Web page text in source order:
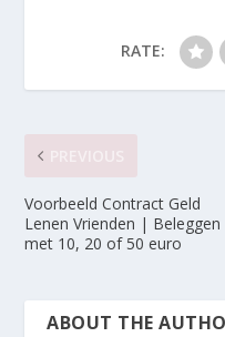
RATE:
Voorbeeld Contract Geld
Lenen Vrienden | Beleggen
met 10, 20 of 50 euro
ABOUT THE